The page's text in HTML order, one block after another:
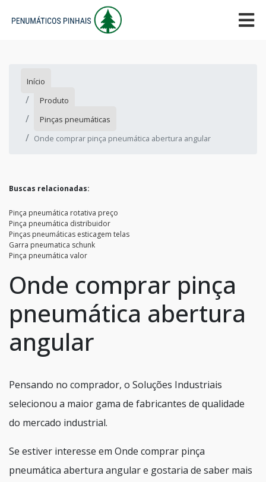
Início
Produto
Pinças pneumáticas
Onde comprar pinça pneumática abertura angular
Buscas relacionadas:
Pinça pneumática rotativa preço
Pinça pneumática distribuidor
Pinças pneumáticas esticagem telas
Garra pneumatica schunk
Pinça pneumática valor
Onde comprar pinça
pneumática abertura
angular
Pensando no comprador, o Soluções Industriais
selecionou a maior gama de fabricantes de qualidade
do mercado industrial.
Se estiver interesse em Onde comprar pinça
pneumática abertura angular e gostaria de saber mais